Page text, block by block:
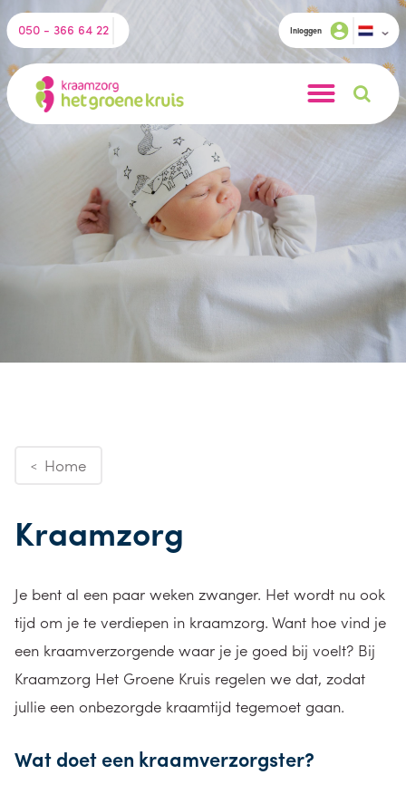
050 - 366 64 22 Inloggen
< Home
Kraamzorg
Je bent al een paar weken zwanger. Het wordt nu ook
tijd om je te verdiepen in kraamzorg. Want hoe vind je
een kraamverzorgende waar je je goed bij voelt? Bij
Kraamzorg Het Groene Kruis regelen we dat, zodat
jullie een onbezorgde kraamtijd tegemoet gaan.
Wat doet een kraamverzorgster?